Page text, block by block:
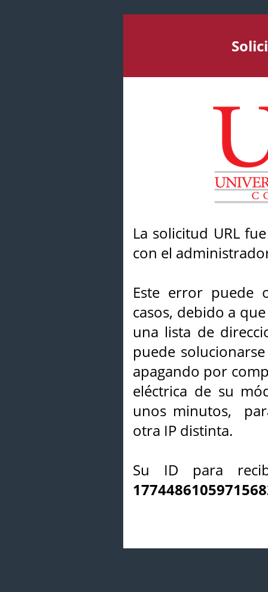
La solicitud URL
con el
Este error puede
casos, debido a
una lista de
puede
apagando por
eléctrica de su
unos minutos,
otra IP distinta.
Su ID para